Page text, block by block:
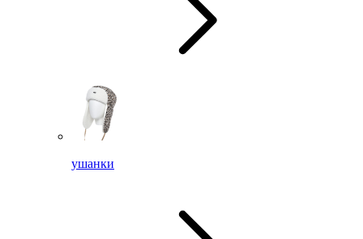
ушанки